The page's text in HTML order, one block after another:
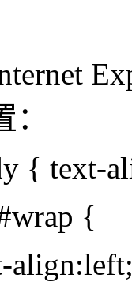
text-
{